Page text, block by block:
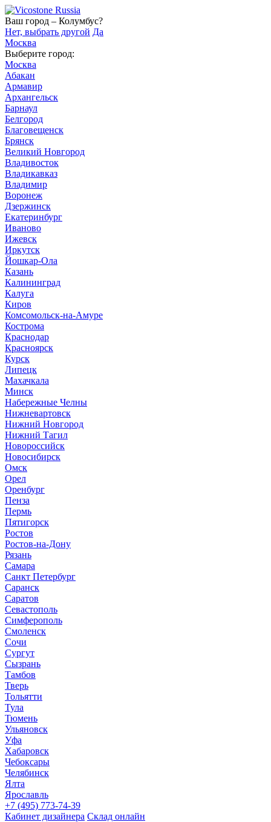
Ваш город – Колумбус?
Нет, выбрать другой Да
Москва
Выберите город:
Москва
Абакан
Армавир
Архангельск
Барнаул
Белгород
Благовещенск
Брянск
Великий Новгород
Владивосток
Владикавказ
Владимир
Воронеж
Дзержинск
Екатеринбург
Иваново
Ижевск
Иркутск
Йошкар-Ола
Казань
Калининград
Калуга
Киров
Комсомольск-на-Амуре
Кострома
Краснодар
Красноярск
Курск
Липецк
Махачкала
Минск
Набережные Челны
Нижневартовск
Нижний Новгород
Нижний Тагил
Новороссийск
Новосибирск
Омск
Орел
Оренбург
Пенза
Пермь
Пятигорск
Ростов
Ростов-на-Дону
Рязань
Самара
Санкт Петербург
Саранск
Саратов
Севастополь
Симферополь
Смоленск
Сочи
Сургут
Сызрань
Тамбов
Тверь
Тольятти
Тула
Тюмень
Ульяновск
Уфа
Хабаровск
Чебоксары
Челябинск
Ялта
Ярославль
+7 (495) 773-74-39
Кабинет дизайнера Склад онлайн